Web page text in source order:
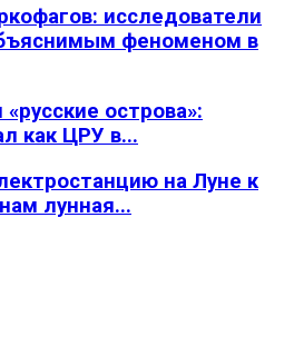
исследователи
феноменом в
острова»:
как ЦРУ в...
на Луне к
лунная...